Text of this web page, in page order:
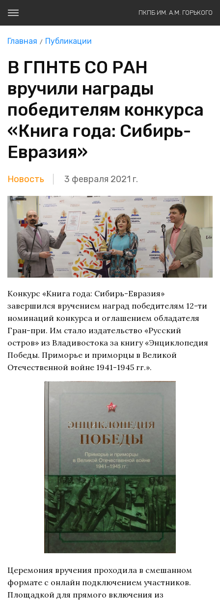
ПКПБ ИМ. А.М. ГОРЬКОГО
Главная Публикации
В ГПНТБ СО РАН
вручили награды
победителям конкурса
«Книга года: Сибирь-
Евразия»
Новость 3 февраля 2021 г.
Конкурс «Книга года: Сибирь-Евразия»
завершился вручением наград победителям 12-ти
номинаций конкурса и оглашением обладателя
Гран-при. Им стало издательство «Русский
остров» из Владивостока за книгу «Энциклопедия
Победы. Приморье и приморцы в Великой
Отечественной войне 1941-1945 гг.».
Церемония вручения проходила в смешанном
формате с онлайн подключением участников.
Площадкой для прямого включения из